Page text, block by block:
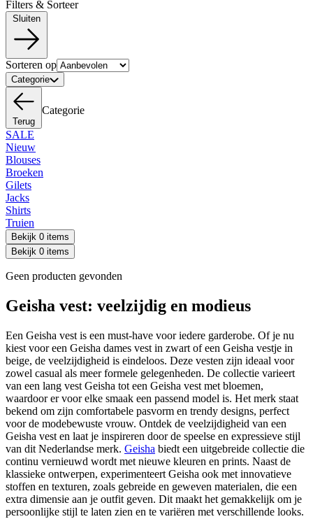
Filters & Sorteer
Sorteren op
Categorie
Terug
Categorie
SALE
Nieuw
Blouses
Broeken
Gilets
Jacks
Shirts
Truien
Bekijk 0 items
Bekijk 0 items
Geen producten gevonden
Geisha vest: veelzijdig en modieus
Een Geisha vest is een must-have voor iedere garderobe. Of je nu
kiest voor een Geisha dames vest in zwart of een Geisha vestje in
beige, de veelzijdigheid is eindeloos. Deze vesten zijn ideaal voor
zowel casual als meer formele gelegenheden. De collectie varieert
van een lang vest Geisha tot een Geisha vest met bloemen,
waardoor er voor elke smaak een passend model is. Het merk staat
bekend om zijn comfortabele pasvorm en trendy designs, perfect
voor de modebewuste vrouw. Ontdek de veelzijdigheid van een
Geisha vest en laat je inspireren door de speelse en expressieve stijl
van dit Nederlandse merk. Geisha biedt een uitgebreide collectie die
continu vernieuwd wordt met nieuwe kleuren en prints. Naast de
klassieke ontwerpen, experimenteert Geisha ook met innovatieve
stoffen en texturen, zoals gebreide en geweven materialen, die een
extra dimensie aan je outfit geven. Dit maakt het gemakkelijk om je
persoonlijke stijl te laten zien en te variëren met verschillende looks.